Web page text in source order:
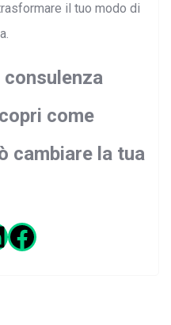
il tuo modo di
come
cambiare la tua